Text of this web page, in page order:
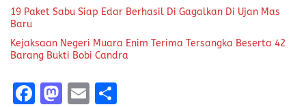
19 Paket Sabu Siap Edar Berhasil Di Gagalkan Di Ujan Mas
Baru
Kejaksaan Negeri Muara Enim Terima Tersangka Beserta 42
Barang Bukti Bobi Candra
F
M E